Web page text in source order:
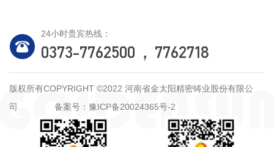
24小时贵宾热线：
0373-7762500，7762718
版权所有COPYRIGHT ©2022 河南省金太阳精密铸业股份有限公
司 备案号：豫ICP备20024365号-2